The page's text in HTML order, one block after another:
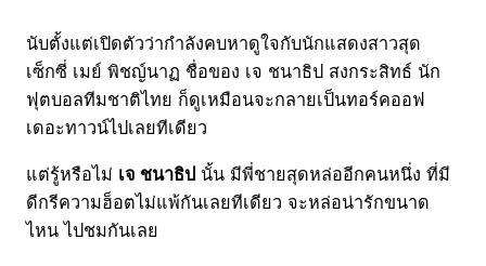
นับตั้งแต่เปิดตัวว่ากำลังคบหาดูใจกับนักแสดงสาวสุด
เซ็กซี่ เมย์ พิชญ์นาฏ ชื่อของ เจ ชนาธิป สงกระสิทธ์ นัก
ฟุตบอลทีมชาติไทย ก็ดูเหมือนจะกลายเป็นทอร์คออฟ
เดอะทาวน์ไปเลยทีเดียว
แต่รู้หรือไม่ เจ ชนาธิป นั้น มีพี่ชายสุดหล่ออีกคนหนึ่ง ที่มี
ดีกรีความฮ็อตไม่แพ้กันเลยทีเดียว จะหล่อน่ารักขนาด
ไหน ไปชมกันเลย